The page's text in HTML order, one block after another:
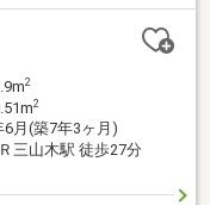
2
2
6月(築7年3ヶ月)
三山木駅 徒歩27分